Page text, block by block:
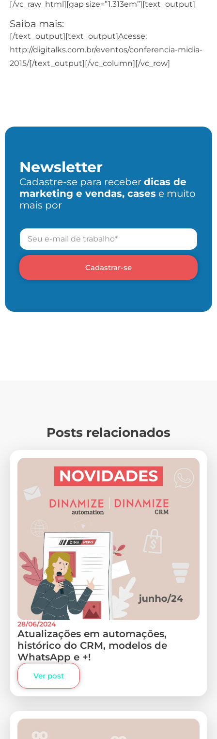
[/vc_raw_html][gap size=”1.313em”][text_output]
Saiba mais:
[/text_output][text_output]Acesse:
http://digitalks.com.br/eventos/conferencia-midia-
2015/[/text_output][/vc_column][/vc_row]
Newsletter
Cadastre-se para receber dicas de
marketing e vendas, cases e muito
mais por
Cadastrar-se
Posts relacionados
28/06/2024
Atualizações em automações,
histórico do CRM, modelos de
WhatsApp e +!
Ver post